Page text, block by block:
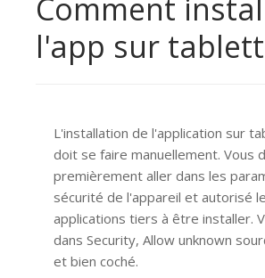
Comment
l'app sur
L'installation de l'application sur
doit se faire manuellement. Vous
premièrement aller dans les
sécurité de l'appareil et autorisé
applications tiers à être installer.
dans Security, Allow unknown
et bien coché.